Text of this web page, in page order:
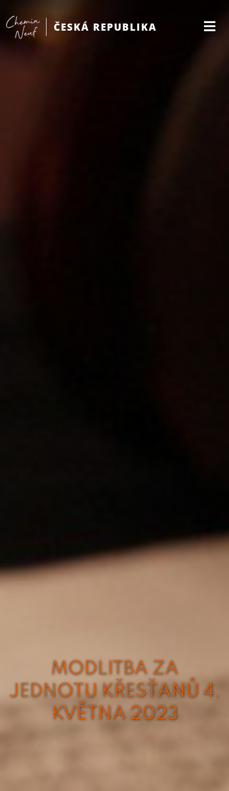
ČESKÁ REPUBLIKA
MODLITBA ZA
JEDNOTU KŘESŤANŮ 4.
KVĚTNA 2023